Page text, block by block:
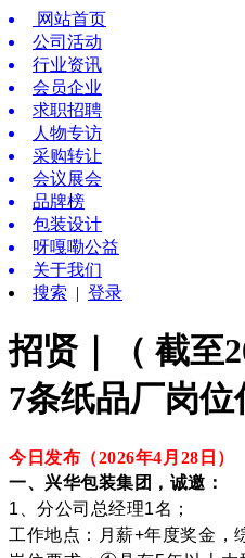
网站首页
公司活动
行业资讯
会员企业
求职招聘
人物专访
采购转让
会议展会
品牌榜
包装设计
呀嘎嘞公益
关于我们
搜索 | 登录
招贤｜（ 截至
7条纸品厂岗位
今日发布（2026年4月28 日 ）
一、兴华包装集团，诚邀：
1、分公司总经理1名；
工作地点：月薪+年度奖金，